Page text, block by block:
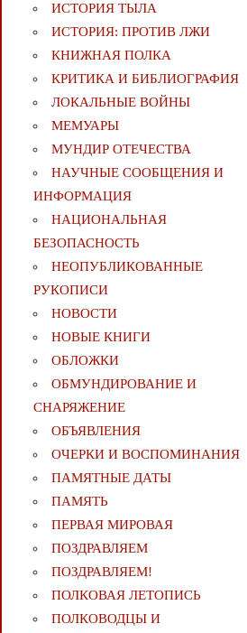
ИСТОРИЯ ТЫЛА
ИСТОРИЯ: ПРОТИВ ЛЖИ
КНИЖНАЯ ПОЛКА
КРИТИКА И БИБЛИОГРАФИЯ
ЛОКАЛЬНЫЕ ВОЙНЫ
МЕМУАРЫ
МУНДИР ОТЕЧЕСТВА
НАУЧНЫЕ СООБЩЕНИЯ И
ИНФОРМАЦИЯ
НАЦИОНАЛЬНАЯ
БЕЗОПАСНОСТЬ
НЕОПУБЛИКОВАННЫЕ
РУКОПИСИ
НОВОСТИ
НОВЫЕ КНИГИ
ОБЛОЖКИ
ОБМУНДИРОВАНИЕ И
СНАРЯЖЕНИЕ
ОБЪЯВЛЕНИЯ
ОЧЕРКИ И ВОСПОМИНАНИЯ
ПАМЯТНЫЕ ДАТЫ
ПАМЯТЬ
ПЕРВАЯ МИРОВАЯ
ПОЗДРАВЛЯЕМ
ПОЗДРАВЛЯЕМ!
ПОЛКОВАЯ ЛЕТОПИСЬ
ПОЛКОВОДЦЫ И